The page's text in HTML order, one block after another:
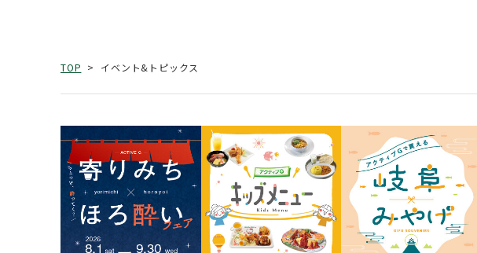
TOP イベント&トピックス